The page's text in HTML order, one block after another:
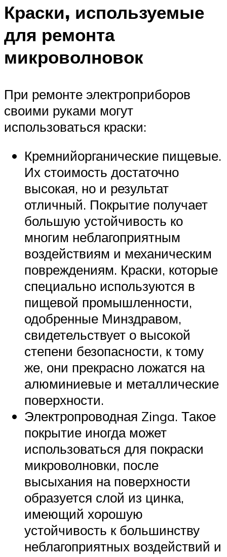
Краски, используемые
для ремонта
микроволновок
При ремонте электроприборов
своими руками могут
использоваться краски:
Кремнийорганические пищевые.
Их стоимость достаточно
высокая, но и результат
отличный. Покрытие получает
большую устойчивость ко
многим неблагоприятным
воздействиям и механическим
повреждениям. Краски, которые
специально используются в
пищевой промышленности,
одобренные Минздравом,
свидетельствует о высокой
степени безопасности, к тому
же, они прекрасно ложатся на
алюминиевые и металлические
поверхности.
Электропроводная Zinga. Такое
покрытие иногда может
использоваться для покраски
микроволновки, после
высыхания на поверхности
образуется слой из цинка,
имеющий хорошую
устойчивость к большинству
неблагоприятных воздействий и